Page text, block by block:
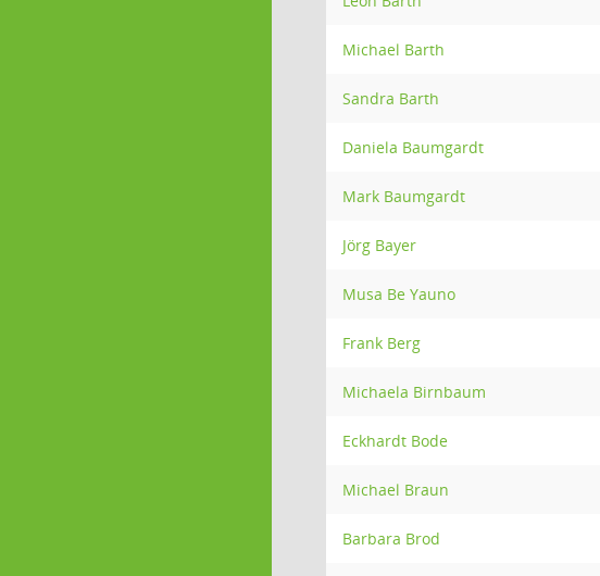
Michael Barth
Sandra Barth
Daniela Baumgardt
Mark Baumgardt
Jörg Bayer
Musa Be Yauno
Frank Berg
Michaela Birnbaum
Eckhardt Bode
Michael Braun
Barbara Brod